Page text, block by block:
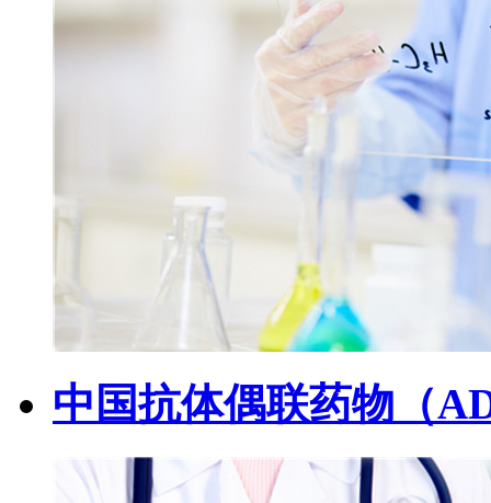
中国抗体偶联药物（